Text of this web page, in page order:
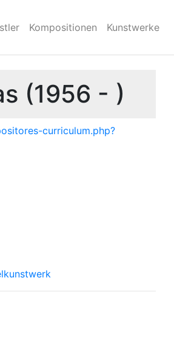
Kompositionen Kunstwerke
(1956 - )
curriculum.php?